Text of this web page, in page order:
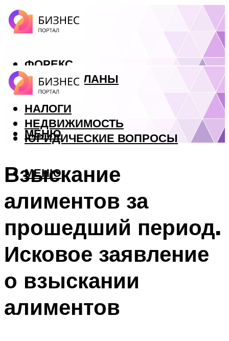
ФОРЕКС
БИЗНЕС ПЛАНЫ
КРЕДИТЫ
НАЛОГИ
НЕДВИЖИМОСТЬ
ЮРИДИЧЕСКИЕ ВОПРОСЫ
МЕНЮ
МЕНЮ
Взыскание
алиментов за
прошедший период.
Исковое заявление
о взыскании
алиментов